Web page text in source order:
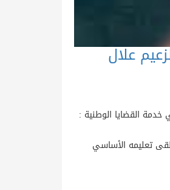
علال
القضايا الوطنية :
تعليمه الأساسي